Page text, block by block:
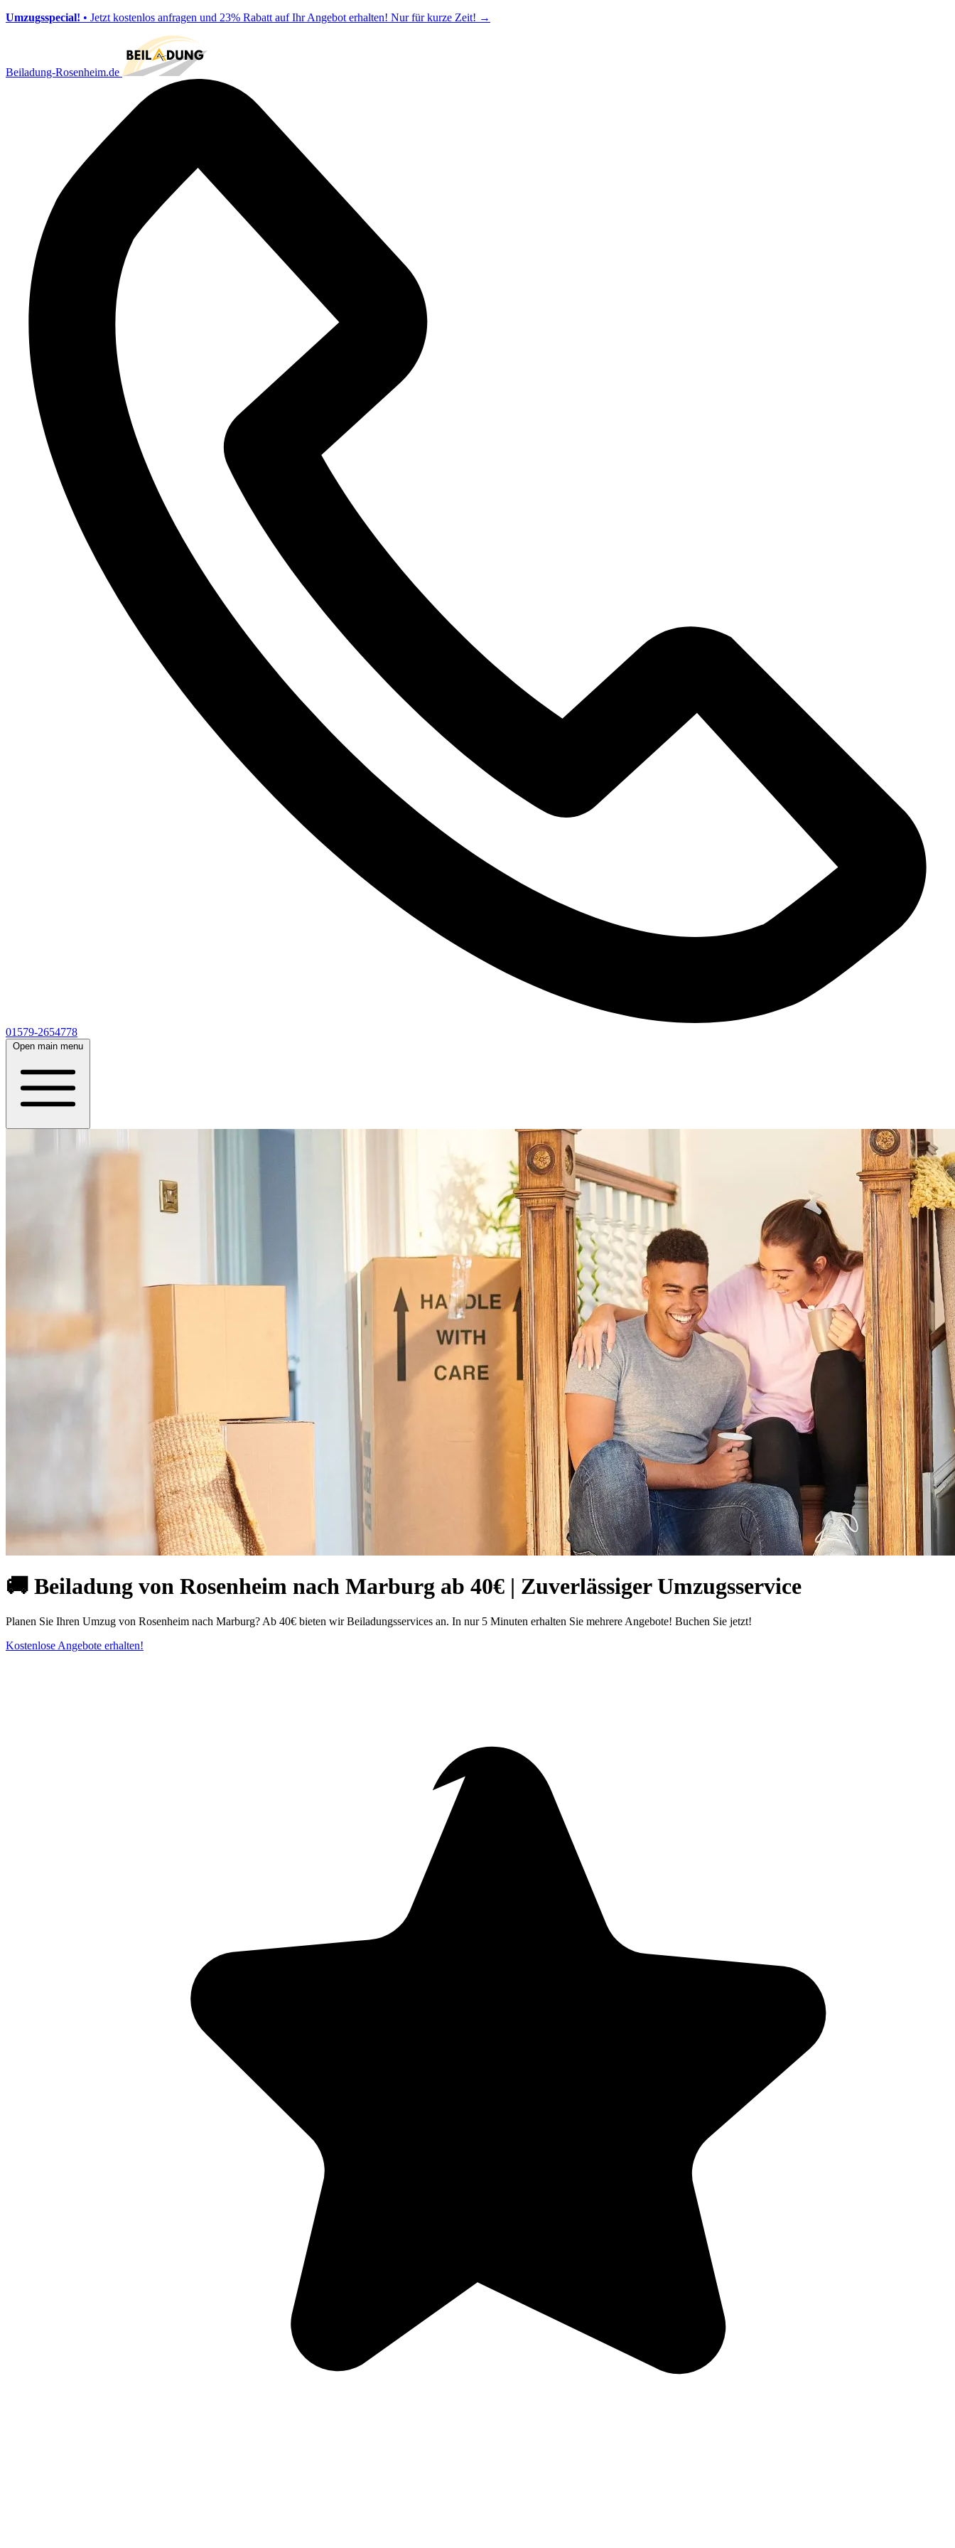
Umzugsspecial! • Jetzt kostenlos anfragen und 23% Rabatt auf Ihr Angebot erhalten! Nur für kurze Zeit! →
Beiladung-Rosenheim.de
01579-2654778
Open main menu
🚚 Beiladung von Rosenheim nach Marburg ab 40€ | Zuverlässiger Umzugsservice
Planen Sie Ihren Umzug von Rosenheim nach Marburg? Ab 40€ bieten wir Beiladungsservices an. In nur 5 Minuten erhalten Sie mehrere Angebote! Buchen Sie jetzt!
Kostenlose Angebote erhalten!